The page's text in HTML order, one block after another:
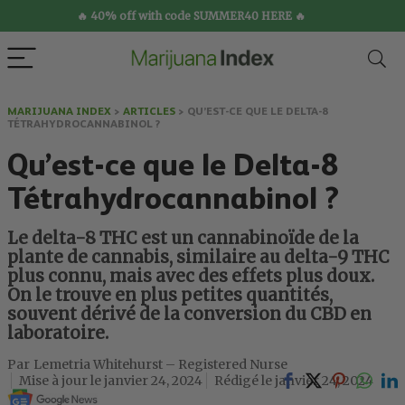
🔥 40% off with code SUMMER40 HERE 🔥
MARIJUANA INDEX > ARTICLES > QU’EST-CE QUE LE DELTA-8
TÉTRAHYDROCANNABINOL ?
Qu’est-ce que le Delta-8
Tétrahydrocannabinol ?
Le delta-8 THC est un cannabinoïde de la
plante de cannabis, similaire au delta-9 THC
plus connu, mais avec des effets plus doux.
On le trouve en plus petites quantités,
souvent dérivé de la conversion du CBD en
laboratoire.
Lemetria Whitehurst – Registered Nurse
janvier 24, 2024
janvier 24, 2024